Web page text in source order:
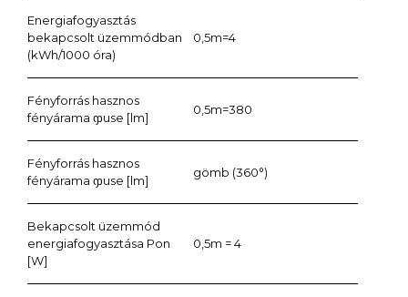
Energiafogyasztás
bekapcsolt üzemmódban
(kWh/1000 óra)
0,5m=4
Fényforrás hasznos
fényárama ჶuse [lm]
0,5m=380
Fényforrás hasznos
fényárama ჶuse [lm]
gömb (360°)
Bekapcsolt üzemmód
energiafogyasztása Pon
[W]
0,5m = 4